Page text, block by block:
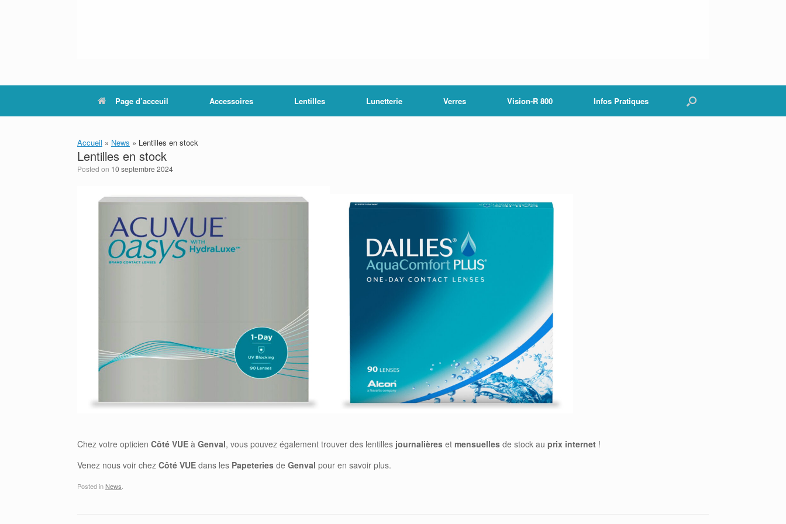
Page d’acceuil Accessoires Lentilles Lunetterie Verres Vision-R 800 Infos Pratiques
Accueil » News » Lentilles en stock
Lentilles en stock
Posted on 10 septembre 2024
Chez votre opticien Côté VUE à Genval, vous pouvez également trouver des lentilles journalières et mensuelles de stock au prix internet !
Venez nous voir chez Côté VUE dans les Papeteries de Genval pour en savoir plus.
Posted in News